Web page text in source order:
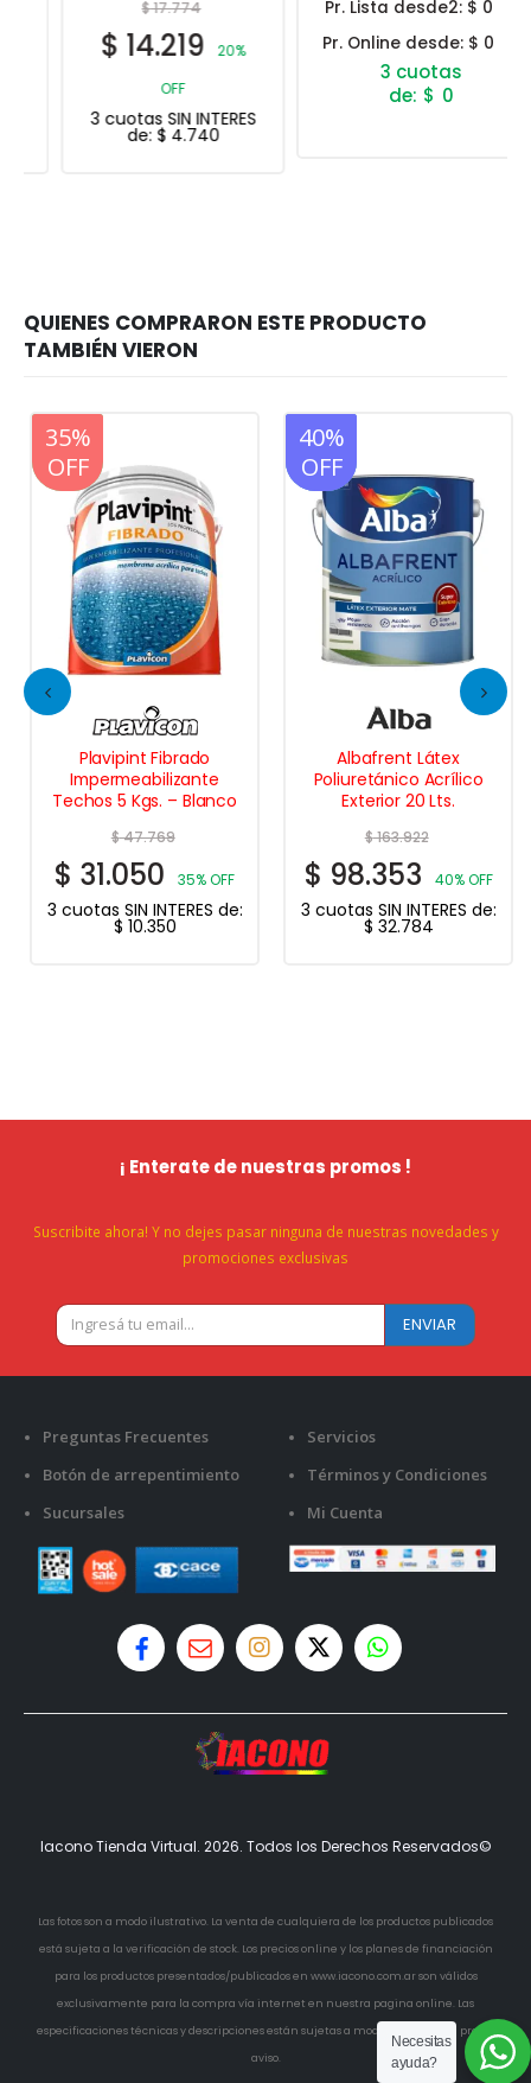
17.774
14.219
20%
3 cuotas SIN INTERES
de:$4.740
Pr. Lista desde2:$ 0
Pr. Online desde:$ 0
$0
20%
OFF
35%
OFF
Plavipint Fibrado
Impermeabilizante
Techos 5 Kgs. – Blanco
$47.769
$ 31.050 35% OFF
3 cuotas SIN INTERES de:
$ 10.350
40%
OFF
20%
OFF
40%
OFF
Albafrent Látex
Poliuretánico Acrílico
Exterior 20 Lts.
$163.922
$ 98.353 40% OFF
3 cuotas SIN INTERES de:
$ 32.784
¡ Enterate de nuestras promos !
Suscribite ahora! Y no dejes pasar ninguna de nuestras novedades y
promociones exclusivas
Preguntas Frecuentes
Botón de arrepentimiento
Sucursales
Servicios
Términos y Condiciones
Mi Cuenta
Iacono Tienda Virtual. 2026. Todos los Derechos Reservados©
Las fotos son a modo ilustrativo. La venta de cualquiera de los productos publicados
está sujeta a la verificación de stock. Los precios online y los planes de financiación
para los productos presentados/publicados en www.iacono.com.ar son válidos
exclusivamente para la compra vía internet en nuestra pagina online. Las
especificaciones técnicas y descripciones están sujetas a modificaciones sin previo
aviso.
Necesitas
ayuda?